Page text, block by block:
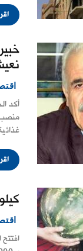
أكد
منصب
كيلو